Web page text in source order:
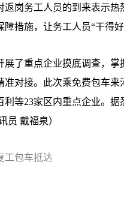
岗务工人员的到来表示热
措施，让务工人员“干得好
了重点企业摸底调查，掌
准对接。此次乘免费包车
等23家区内重点企业。
员 戴福泉）
工包车抵达